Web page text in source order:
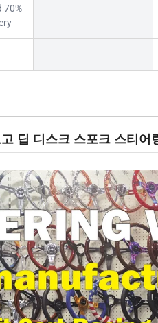
70%
딥 디스크 스포크 스티어